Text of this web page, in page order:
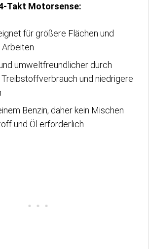
Takt Motorsense:
für größere Flächen und
umweltfreundlicher durch
und niedrigere
Benzin, daher kein Mischen
und Öl erforderlich